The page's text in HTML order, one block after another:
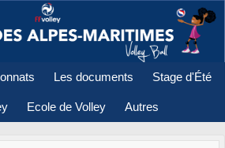
Les documents Stage d'Été
Ecole de Volley Autres
cookies